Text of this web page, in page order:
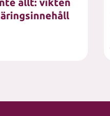
allt: vikten